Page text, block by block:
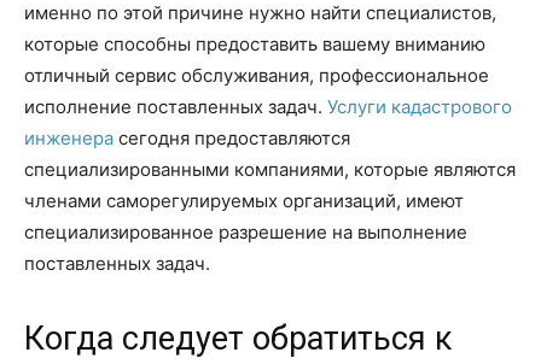
именно по этой причине нужно найти специалистов,
которые способны предоставить вашему вниманию
отличный сервис обслуживания, профессиональное
исполнение поставленных задач. Услуги кадастрового
инженера сегодня предоставляются
специализированными компаниями, которые являются
членами саморегулируемых организаций, имеют
специализированное разрешение на выполнение
поставленных задач.
Когда следует обратиться к